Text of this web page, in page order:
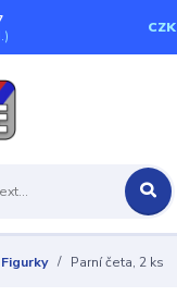
CZK
Figurky Parní četa, 2 ks